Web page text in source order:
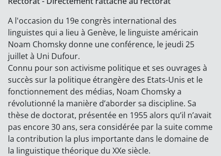
A l'occasion du 19e congrès international des
linguistes qui a lieu à Genève, le linguiste américain
Noam Chomsky donne une conférence, le jeudi 25
juillet à Uni Dufour.
Connu pour son activisme politique et ses ouvrages à
succès sur la politique étrangère des Etats-Unis et le
fonctionnement des médias, Noam Chomsky a
révolutionné la manière d’aborder sa discipline. Sa
thèse de doctorat, présentée en 1955 alors qu’il n’avait
pas encore 30 ans, sera considérée par la suite comme
la contribution la plus importante dans le domaine de
la linguistique théorique du XXe siècle.